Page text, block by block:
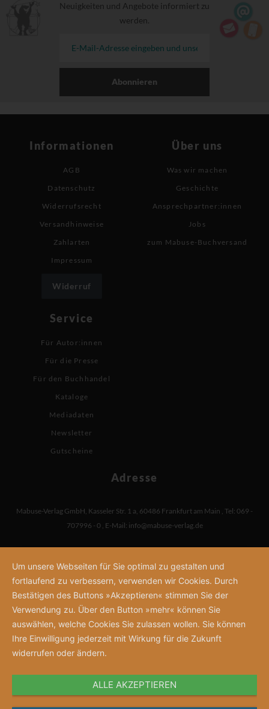
Neuigkeiten und Angebote informiert zu
werden.
Abonnieren
Informationen
AGB
Datenschutz
Widerrufsrecht
Versandhinweise
Zahlarten
Impressum
Widerruf
Über uns
Was wir machen
Geschichte
Ansprechpartner:innen
Jobs
zum Mabuse-Buchversand
Service
Für Autor:innen
Für die Presse
Für den Buchhandel
Kataloge
Mediadaten
Newsletter
Gutscheine
Adresse
Mabuse-Verlag GmbH, Kasseler Str. 1 a, 60486 Frankfurt am Main , Tel: 069 -
707996 - 0 , E-Mail: info@mabuse-verlag.de
Um unsere Webseiten für Sie optimal zu gestalten und
fortlaufend zu verbessern, verwenden wir Cookies. Durch
Bestätigen des Buttons »Akzeptieren« stimmen Sie der
Verwendung zu. Über den Button »mehr« können Sie
auswählen, welche Cookies Sie zulassen wollen. Sie können
Ihre Einwilligung jederzeit mit Wirkung für die Zukunft
widerrufen oder ändern.
ALLE AKZEPTIEREN